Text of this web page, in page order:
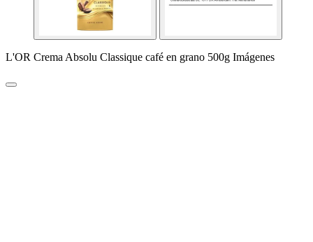
L'OR Crema Absolu Classique café en grano 500g Imágenes